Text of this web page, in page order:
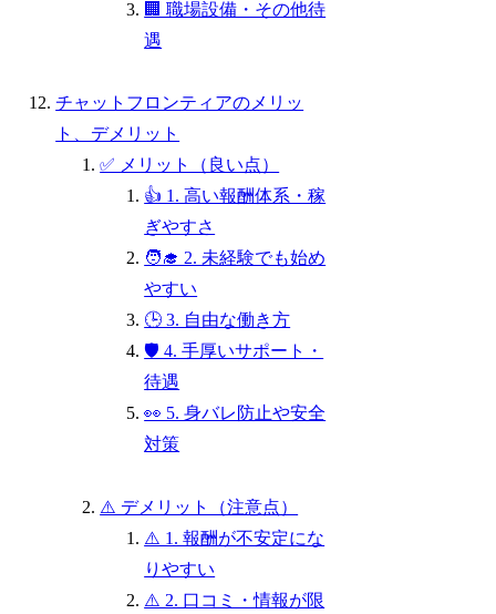
🏢 職場設備・その他待
遇
チャットフロンティアのメリッ
ト、デメリット
✅ メリット（良い点）
👍 1. 高い報酬体系・稼
ぎやすさ
🧑‍🎓 2. 未経験でも始め
やすい
🕒 3. 自由な働き方
🛡 4. 手厚いサポート・
待遇
👀 5. 身バレ防止や安全
対策
⚠️ デメリット（注意点）
⚠️ 1. 報酬が不安定にな
りやすい
⚠️ 2. 口コミ・情報が限